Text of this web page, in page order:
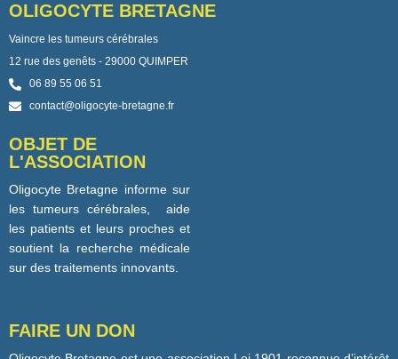
OLIGOCYTE BRETAGNE
Vaincre les tumeurs cérébrales
12 rue des genêts - 29000 QUIMPER
06 89 55 06 51
contact@oligocyte-bretagne.fr
OBJET DE
L'ASSOCIATION
Oligocyte Bretagne informe sur
les tumeurs cérébrales, aide
les patients et leurs proches et
soutient la recherche médicale
sur des traitements innovants.
FAIRE UN DON